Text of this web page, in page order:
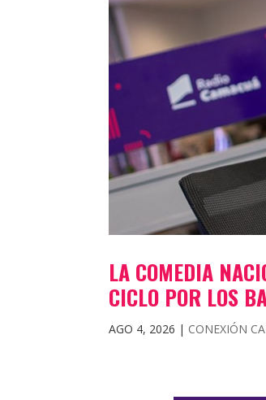
LA COMEDIA
CICLO POR LOS
AGO 4, 2026 | CONEXIÓN